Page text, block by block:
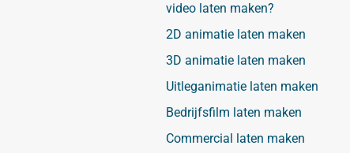
video laten maken?
2D animatie laten maken
3D animatie laten maken
Uitleganimatie laten maken
Bedrijfsfilm laten maken
Commercial laten maken